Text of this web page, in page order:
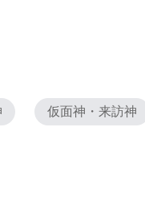
仮面神・来訪神